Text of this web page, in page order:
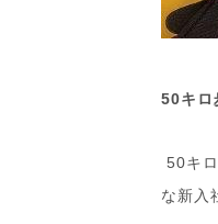
50キロ
50キ
な新入